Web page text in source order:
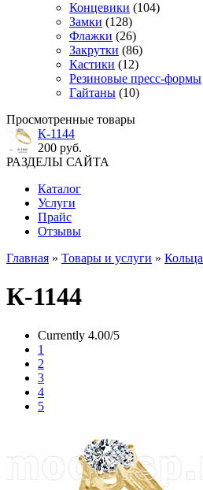
Концевики (104)
Замки (128)
Флажки (26)
Закрутки (86)
Кастики (12)
Резиновые пресс-формы
Гайтаны (10)
Просмотренные товары
К-1144
200 руб.
РАЗДЕЛЫ САЙТА
Каталог
Услуги
Прайс
Отзывы
Главная » Товары и услуги » Кольца
К-1144
Currently 4.00/5
1
2
3
4
5